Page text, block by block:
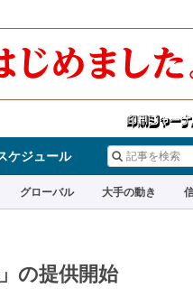
ケジュール
グローバル 大手の動き
の提供開始